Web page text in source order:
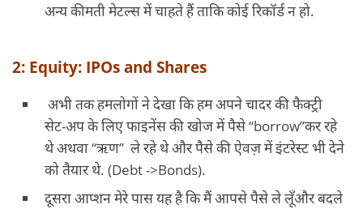
अन्य कीमती मेटल्स में चाहते हैं ताकि कोई रिकॉर्ड न हो.
2: Equity: IPOs and Shares
अभी तक हमलोगों ने देखा कि हम अपने चादर की फैक्ट्री
सेट-अप के लिए फाइनेंस की खोज में पैसे “borrow”कर रहे
थे अथवा “ऋण” ले रहे थे और पैसे की ऐवज़ में इंटरेस्ट भी देने
को तैयार थे. (Debt ->Bonds).
दूसरा आप्शन मेरे पास यह है कि मैं आपसे पैसे ले लूँऔर बदले